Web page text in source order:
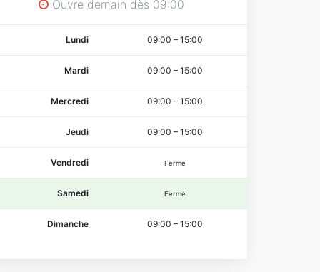
Ouvre demain dès 09:00
Lundi 09:00 – 15:00
Mardi 09:00 – 15:00
Mercredi 09:00 – 15:00
Jeudi 09:00 – 15:00
Vendredi Fermé
Samedi Fermé
Dimanche 09:00 – 15:00